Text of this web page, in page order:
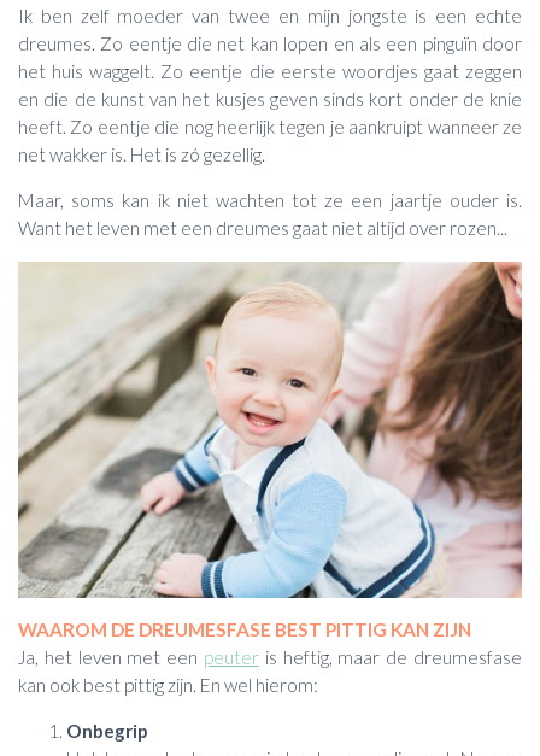
Ik ben zelf moeder van twee en mijn jongste is een echte
dreumes. Zo eentje die net kan lopen en als een pinguïn door
het huis waggelt. Zo eentje die eerste woordjes gaat zeggen
en die de kunst van het kusjes geven sinds kort onder de knie
heeft. Zo eentje die nog heerlijk tegen je aankruipt wanneer ze
net wakker is. Het is zó gezellig.
Maar, soms kan ik niet wachten tot ze een jaartje ouder is.
Want het leven met een dreumes gaat niet altijd over rozen...
WAAROM DE DREUMESFASE BEST PITTIG KAN ZIJN
Ja, het leven met een peuter is heftig, maar de dreumesfase
kan ook best pittig zijn. En wel hierom:
Onbegrip